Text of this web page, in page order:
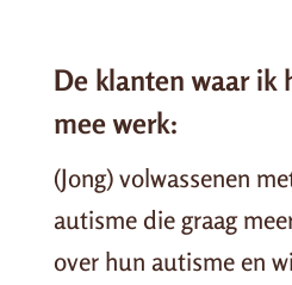
De klanten waar ik
mee werk:
(Jong) volwassenen
autisme die graag
over hun autisme en